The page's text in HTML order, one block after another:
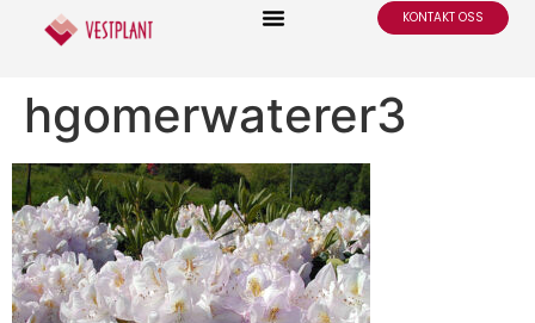
KONTAKT OSS
hgomerwaterer3